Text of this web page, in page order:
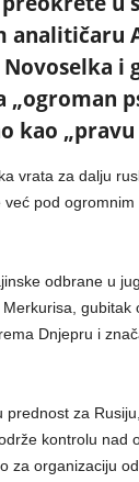
analitičaru
i
„ogroman
kao
vrata za dalju
pod ogromnim
odbrane u
gubitak
Dnjepru i
za
kontrolu nad
za organizaciju